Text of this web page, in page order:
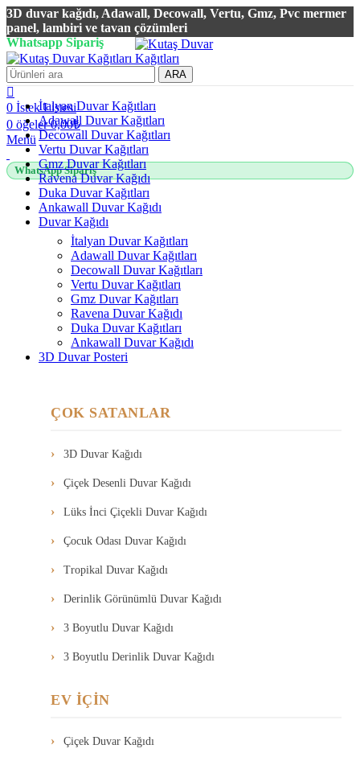
3D duvar kağıdı, Adawall, Decowall, Vertu, Gmz, Pvc mermer
panel, lambiri ve tavan çözümleri
Whatsapp Sipariş
2500 TL üzeri alışverişlerde vade farksız 3 taksit fırsatı!
ARA
0 İstek Listesi
0 öğeler 0,00₺
Menü
WhatsApp Sipariş
İtalyan Duvar Kağıtları
Adawall Duvar Kağıtları
Decowall Duvar Kağıtları
Vertu Duvar Kağıtları
Gmz Duvar Kağıtları
Ravena Duvar Kağıdı
Duka Duvar Kağıtları
Ankawall Duvar Kağıdı
Duvar Kağıdı
İtalyan Duvar Kağıtları
Adawall Duvar Kağıtları
Decowall Duvar Kağıtları
Vertu Duvar Kağıtları
Gmz Duvar Kağıtları
Ravena Duvar Kağıdı
Duka Duvar Kağıtları
Ankawall Duvar Kağıdı
3D Duvar Posteri
ÇOK SATANLAR
3D Duvar Kağıdı
Çiçek Desenli Duvar Kağıdı
Lüks İnci Çiçekli Duvar Kağıdı
Çocuk Odası Duvar Kağıdı
Tropikal Duvar Kağıdı
Derinlik Görünümlü Duvar Kağıdı
3 Boyutlu Duvar Kağıdı
3 Boyutlu Derinlik Duvar Kağıdı
EV İÇİN
Çiçek Duvar Kağıdı